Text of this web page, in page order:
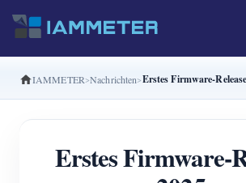
Produkte
Einphasiger Wi-Fi-Energiezähler
Split-Phase-Wi-Fi-Energiezähler
IAMMETER Nachrichten Erstes Firmware-
Erstes Firmware-